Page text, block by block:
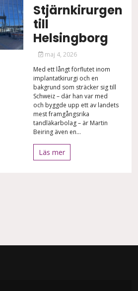
Stjärnkirurgen
till
Helsingborg
maj 4, 2026
Med ett långt förflutet inom
implantatkirurgi och en
bakgrund som sträcker sig till
Schweiz – där han var med
och byggde upp ett av landets
mest framgångsrika
tandläkarbolag – är Martin
Beiring även en...
Läs mer